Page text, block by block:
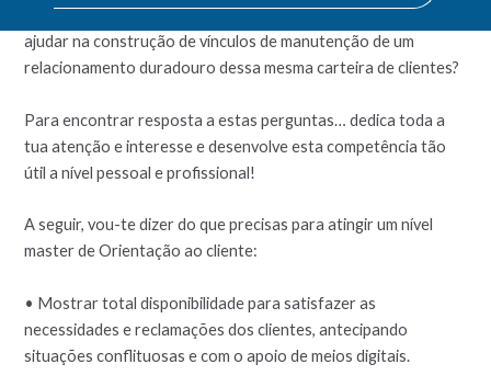
ajudar na construção de vínculos de manutenção de um
relacionamento duradouro dessa mesma carteira de clientes?
Para encontrar resposta a estas perguntas… dedica toda a
tua atenção e interesse e desenvolve esta competência tão
útil a nível pessoal e profissional!
A seguir, vou-te dizer do que precisas para atingir um nível
master de Orientação ao cliente:
• Mostrar total disponibilidade para satisfazer as
necessidades e reclamações dos clientes, antecipando
situações conflituosas e com o apoio de meios digitais.